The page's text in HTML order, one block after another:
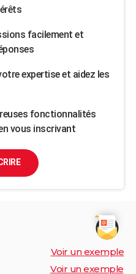
facilement et
expertise et aidez les
fonctionnalités
vous inscrivant
Voir un exemple
Voir un exemple